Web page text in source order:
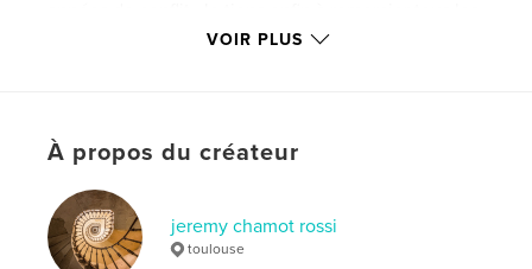
Libanais et Libanaises qui m'ont aidé sur place et
https://www.jeremychamotrossi.com/
Caractéristiques et détails
Catégorie principale: Photographie artistique
VOIR PLUS
À propos du créateur
jeremy chamot rossi
toulouse